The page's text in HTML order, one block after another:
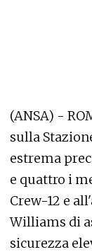
(ANSA) -
sulla
estrema
e quattro i
Crew-12 e
Williams di
sicurezza